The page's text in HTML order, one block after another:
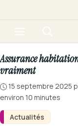
au
Actualités
Assurance
vraiment
15 septembre 2025
environ 10 minutes